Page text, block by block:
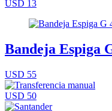
USD 13
Bandeja Espiga
USD 55
USD 50